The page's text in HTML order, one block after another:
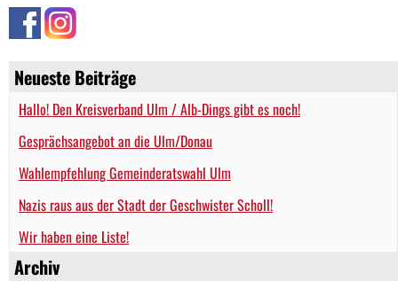
Neueste Beiträge
Hallo! Den Kreisverband Ulm / Alb-Dings gibt es noch!
Gesprächsangebot an die Ulm/Donau
Wahlempfehlung Gemeinderatswahl Ulm
Nazis raus aus der Stadt der Geschwister Scholl!
Wir haben eine Liste!
Archiv